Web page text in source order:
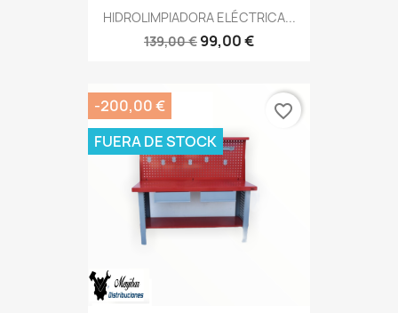
HIDROLIMPIADORA ELÉCTRICA...
139,00 € 99,00 €
-200,00 €
FUERA DE STOCK
favorite_border